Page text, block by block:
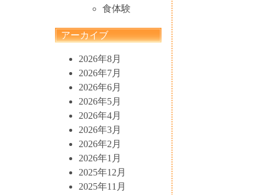
食体験
アーカイブ
2026年8月
2026年7月
2026年6月
2026年5月
2026年4月
2026年3月
2026年2月
2026年1月
2025年12月
2025年11月